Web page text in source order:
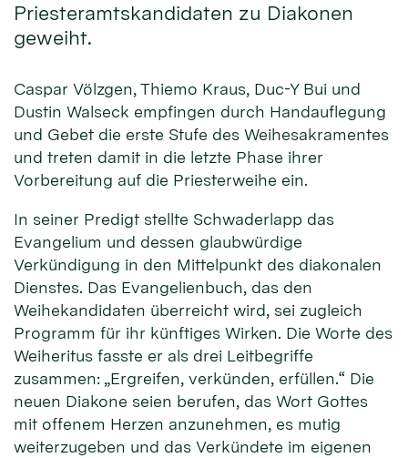
Priesteramtskandidaten zu Diakonen
geweiht.
Caspar Völzgen, Thiemo Kraus, Duc-Y Bui und
Dustin Walseck empfingen durch Handauflegung
und Gebet die erste Stufe des Weihesakramentes
und treten damit in die letzte Phase ihrer
Vorbereitung auf die Priesterweihe ein.
In seiner Predigt stellte Schwaderlapp das
Evangelium und dessen glaubwürdige
Verkündigung in den Mittelpunkt des diakonalen
Dienstes. Das Evangelienbuch, das den
Weihekandidaten überreicht wird, sei zugleich
Programm für ihr künftiges Wirken. Die Worte des
Weiheritus fasste er als drei Leitbegriffe
zusammen: „Ergreifen, verkünden, erfüllen.“ Die
neuen Diakone seien berufen, das Wort Gottes
mit offenem Herzen anzunehmen, es mutig
weiterzugeben und das Verkündete im eigenen